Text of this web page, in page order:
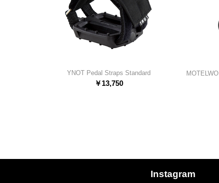
YNOT Pedal Straps Standard
￥13,750
Instagram